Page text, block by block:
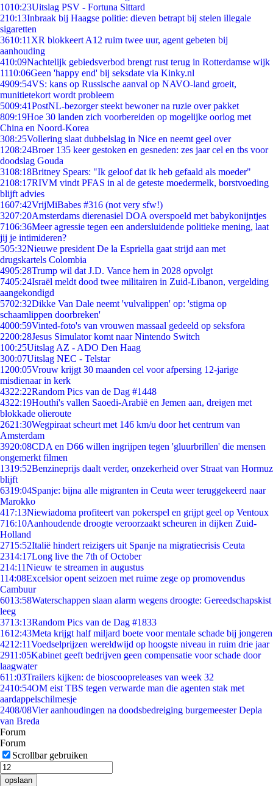
1010:23Uitslag PSV - Fortuna Sittard
210:13Inbraak bij Haagse politie: dieven betrapt bij stelen illegale
sigaretten
3610:11 XR blokkeert A12 ruim twee uur, agent gebeten bij
aanhouding
410:09Nachtelijk gebiedsverbod brengt rust terug in Rotterdamse wijk
1110:06Geen 'happy end' bij seksdate via Kinky.nl
4909:54VS: kans op Russische aanval op NAVO-land groeit,
munitietekort wordt probleem
5009:41PostNL-bezorger steekt bewoner na ruzie over pakket
809:19Hoe 30 landen zich voorbereiden op mogelijke oorlog met
China en Noord-Korea
308:25Vollering slaat dubbelslag in Nice en neemt geel over
1208:24Broer 135 keer gestoken en gesneden: zes jaar cel en tbs voor
doodslag Gouda
3108:18Britney Spears: "Ik geloof dat ik heb gefaald als moeder"
2108:17RIVM vindt PFAS in al de geteste moedermelk, borstvoeding
blijft advies
1607:42VrijMiBabes #316 (not very sfw!)
3207:20Amsterdams dierenasiel DOA overspoeld met babykonijntjes
7106:36Meer agressie tegen een andersluidende politieke mening, laat
jij je intimideren?
505:32Nieuwe president De la Espriella gaat strijd aan met
drugskartels Colombia
4905:28Trump wil dat J.D. Vance hem in 2028 opvolgt
7405:24Israël meldt dood twee militairen in Zuid-Libanon, vergelding
aangekondigd
5702:32Dikke Van Dale neemt 'vulvalippen' op: 'stigma op
schaamlippen doorbreken'
4000:59Vinted-foto's van vrouwen massaal gedeeld op seksfora
2200:28Jesus Simulator komt naar Nintendo Switch
100:25Uitslag AZ - ADO Den Haag
300:07Uitslag NEC - Telstar
1200:05Vrouw krijgt 30 maanden cel voor afpersing 12-jarige
misdienaar in kerk
4322:22Random Pics van de Dag #1448
4322:19Houthi's vallen Saoedi-Arabië en Jemen aan, dreigen met
blokkade olieroute
2621:30Wegpiraat scheurt met 146 km/u door het centrum van
Amsterdam
3920:08CDA en D66 willen ingrijpen tegen 'gluurbrillen' die mensen
ongemerkt filmen
1319:52Benzineprijs daalt verder, onzekerheid over Straat van Hormuz
blijft
6319:04Spanje: bijna alle migranten in Ceuta weer teruggekeerd naar
Marokko
417:13Niewiadoma profiteert van pokerspel en grijpt geel op Ventoux
716:10Aanhoudende droogte veroorzaakt scheuren in dijken Zuid-
Holland
2715:52Italië hindert reizigers uit Spanje na migratiecrisis Ceuta
2314:17Long live the 7th of October
214:11Nieuw te streamen in augustus
114:08Excelsior opent seizoen met ruime zege op promovendus
Cambuur
6013:58Waterschappen slaan alarm wegens droogte: Gereedschapskist
leeg
3713:13Random Pics van de Dag #1833
1612:43Meta krijgt half miljard boete voor mentale schade bij jongeren
4212:11Voedselprijzen wereldwijd op hoogste niveau in ruim drie jaar
2911:05Kabinet geeft bedrijven geen compensatie voor schade door
laagwater
611:03Trailers kijken: de bioscoopreleases van week 32
2410:54OM eist TBS tegen verwarde man die agenten stak met
aardappelschilmesje
2408/08Vier aanhoudingen na doodsbedreiging burgemeester Depla
van Breda
Forum
Forum
Scrollbar gebruiken
opslaan